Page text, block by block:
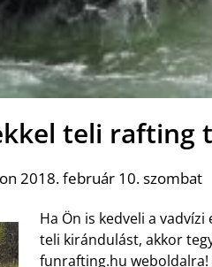
teli rafting
2018. február 10. szombat
Ha Ön is kedveli a
teli kirándulást, akkor
funrafting.hu